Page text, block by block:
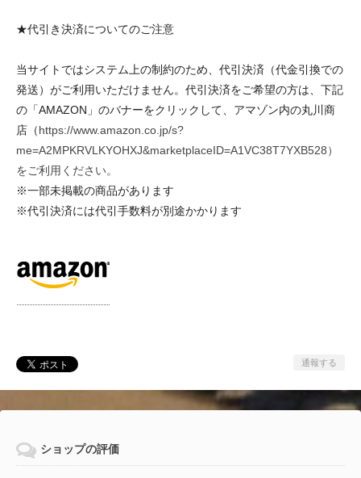
★代引き決済についてのご注意
当サイトではシステム上の制約のため、代引決済（代金引換での
発送）がご利用いただけません。代引決済をご希望の方は、下記
の「AMAZON」のバナーをクリックして、アマゾン内の丸川商
店（https://www.amazon.co.jp/s?
me=A2MPKRVLKYOHXJ&marketplaceID=A1VC38T7YXB528）
をご利用ください。
※一部未掲載の商品があります
※代引決済には代引手数料が別途かかります
通報する
ショップの評価